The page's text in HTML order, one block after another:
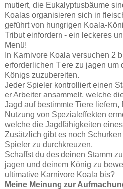
mutiert, die Eukalyptusbäume
Koalas organisieren sich in
geführt von hungrigen Koala-
Tribut einfordern - ein leckeres
Menü!
In Karnivore Koala versuchen 2
erforderlichen Tiere zu jagen um
Königs zuzubereiten.
Jeder Spieler kontrolliert einen
er Arbeiter ansammelt, welche
Jagd auf bestimmte Tiere liefern,
Nutzung von Spezialeffekten
welche die Jagdfähigkeiten
Zusätzlich gibt es noch
Spieler zu durchkreuzen.
Schaffst du des deinen Stamm
jagen und deinem König zu
ultimative Karnivore Koala bis?
Meine Meinung zur